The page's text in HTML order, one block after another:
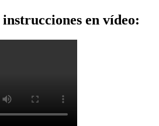
instrucciones en vídeo: